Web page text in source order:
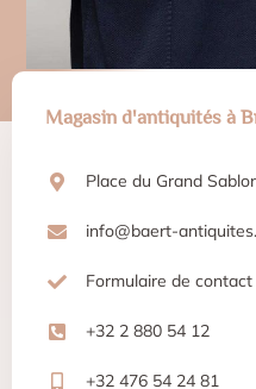
bois et des détails
de l'élé...